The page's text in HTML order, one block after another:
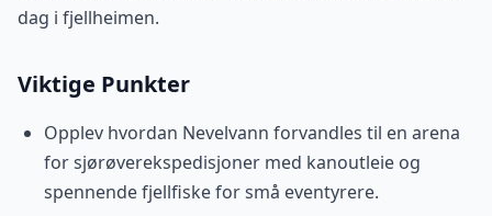
dag i fjellheimen.
Viktige Punkter
Opplev hvordan Nevelvann forvandles til en arena
for sjørøverekspedisjoner med kanoutleie og
spennende fjellfiske for små eventyrere.